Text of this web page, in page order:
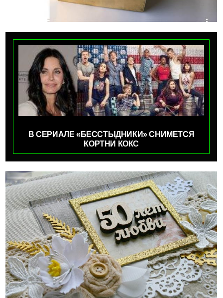
В СЕРИАЛЕ «БЕССТЫДНИКИ» СНИМЕТСЯ
КОРТНИ КОКС